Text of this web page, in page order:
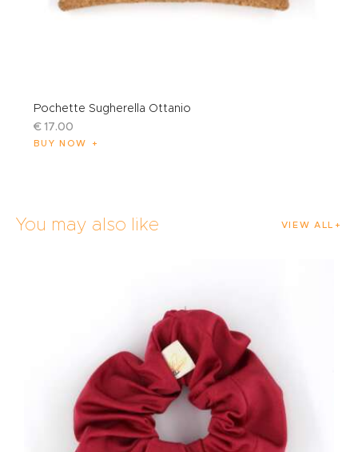
Pochette Sugherella Ottanio
€ 17.00
BUY NOW
You may also like VIEW ALL